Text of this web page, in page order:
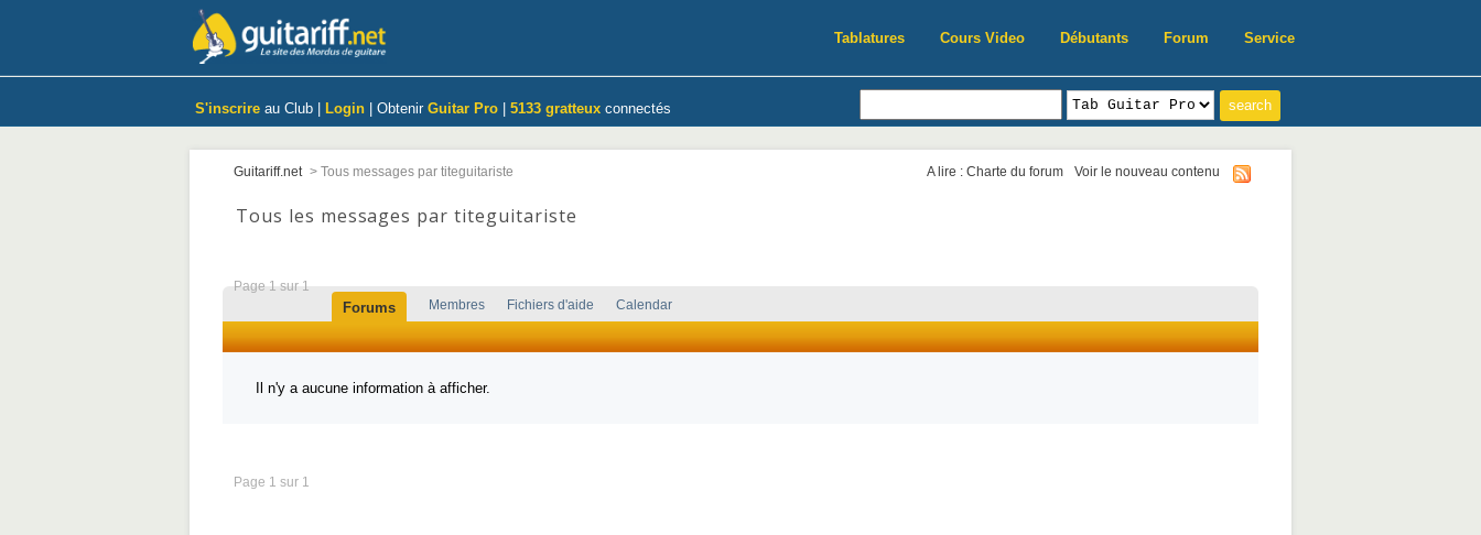
Tablatures Cours Video Débutants Forum Service
S'inscrire au Club | Login | Obtenir Guitar Pro 5133 gratteux connectés
Guitariff.net > Tous messages par titeguitariste A lire : Charte du forum Voir le nouveau contenu
Tous les messages par titeguitariste
Page 1 sur 1
Forums Membres Fichiers d'aide Calendar
Il n'y a aucune information à afficher.
Page 1 sur 1